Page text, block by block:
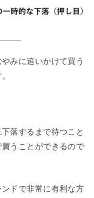
みに追いかけて買う
落するまで待つこと
うことができるので
ドで非常に有利な方